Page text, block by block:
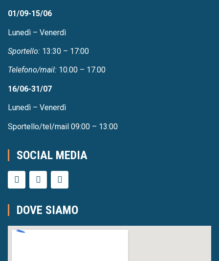
01/09-15/06
Lunedì – Venerdì
Sportello: 13:30 – 17:00
Telefono/mail: 10.00 – 17.00
16/06-31/07
Lunedì – Venerdì
Sportello/tel/mail 09:00 – 13:00
SOCIAL MEDIA
DOVE SIAMO